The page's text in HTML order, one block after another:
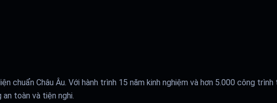
chuẩn Châu Âu. Với hành trình 15 năm kinh nghiệm và hơn 5.000 công
toàn và tiện nghi.